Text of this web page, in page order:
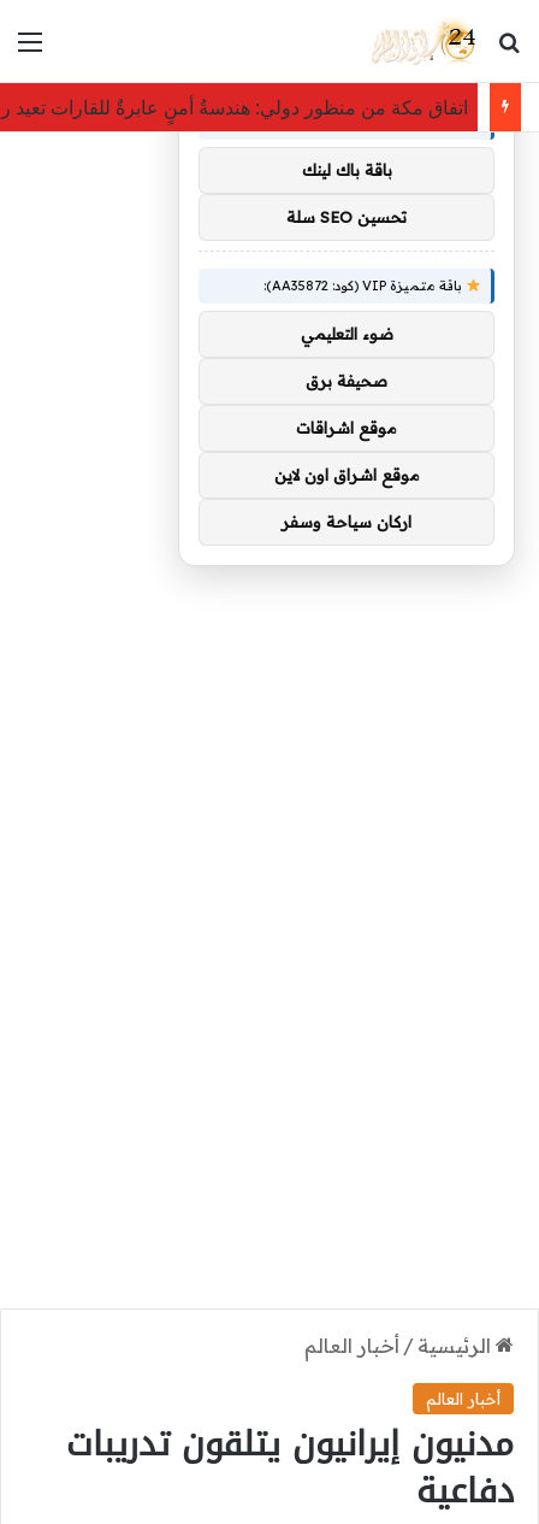
بحث عن
اتفاق مكة من منظور دولي: هندسةُ أمنٍ عابرةٌ للقارات تعيد
الرئيسية / أخبار العالم
أخبار العالم
مدنيون إيرانيون يتلقون تدريبات
دفاعية
توصيات :
باقة متميزة VIP (كود: AA11138):
باقة باك لينك
تحسين SEO سلة
باقة متميزة VIP (كود: AA35872):
ضوء التعليمي
صحيفة برق
موقع اشراقات
موقع اشراق اون لاين
اركان سياحة وسفر